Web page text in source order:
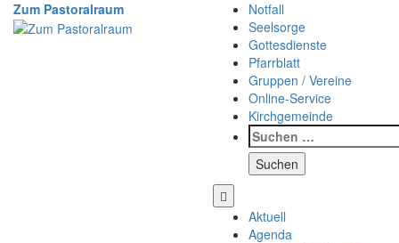
Weiter
zum
Zum Pastoralraum
Notfall
Seelsorge
Gottesdienste
Pfarrblatt
Gruppen / Vereine
Online-Service
Kirchgemeinde
Suchen
nach:
Aktuell
Agenda